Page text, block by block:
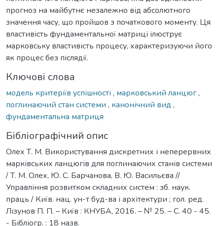
прогноз на майбутнє незалежно від абсолютного
значення часу, що пройшов з початкового моменту. Ця
властивість фундаментальної матриці ілюструє
марковську властивість процесу, характеризуючи його
як процес без післядії.
Ключові слова
модель критеріїв успішності , марковський ланцюг,
поглинаючий стан системи , канонічний вид ,
фундаментальна матриця
Бібліографічний опис
Олех Т. М. Використування дискретних і неперервних
марківських ланцюгів для поглинаючих станів системи
/ Т. М. Олех, Ю. С. Барчанова, В. Ю. Васильєва //
Управління розвитком складних систем : зб. наук.
праць / Київ. нац. ун-т буд-ва і архітектури ; гол. ред.
Лізунов П. П. – Київ : КНУБА, 2016. – № 25. – С. 40 - 45.
- Бібліогр. : 18 назв.